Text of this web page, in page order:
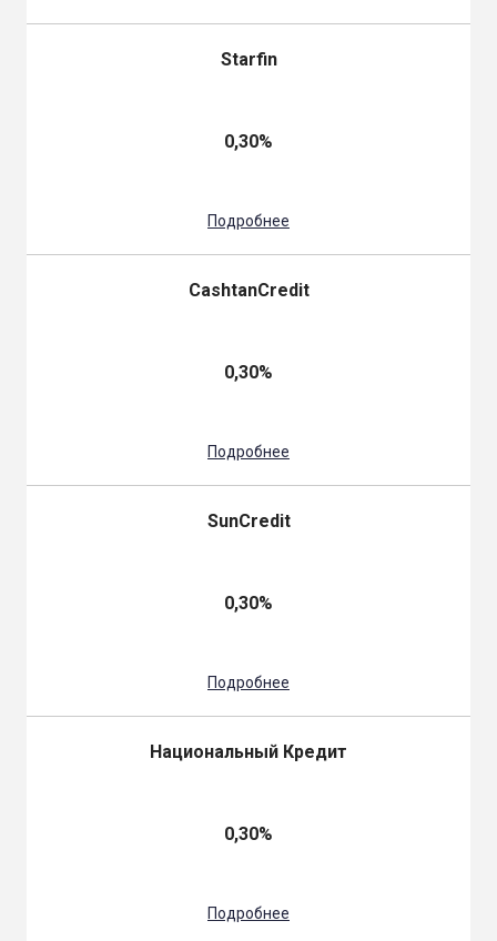
Starfin
0,30%
Подробнее
CashtanCredit
0,30%
Подробнее
SunCredit
0,30%
Подробнее
Национальный Кредит
0,30%
Подробнее